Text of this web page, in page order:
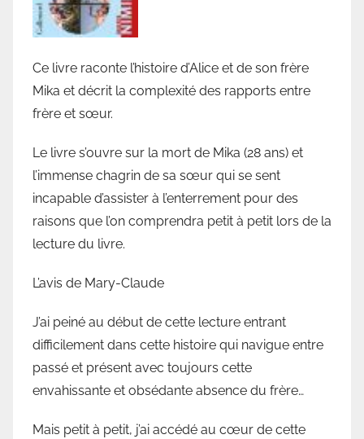
u
e
V
a
l
l
Ce livre raconte l’histoire d’Alice et de son frère
Mika et décrit la complexité des rapports entre
frère et sœur.
Le livre s’ouvre sur la mort de Mika (28 ans) et
l’immense chagrin de sa sœur qui se sent
incapable d’assister à l’enterrement pour des
raisons que l’on comprendra petit à petit lors de la
lecture du livre.
L’avis de Mary-Claude
J’ai peiné au début de cette lecture entrant
difficilement dans cette histoire qui navigue entre
passé et présent avec toujours cette
envahissante et obsédante absence du frère…
Mais petit à petit, j’ai accédé au cœur de cette